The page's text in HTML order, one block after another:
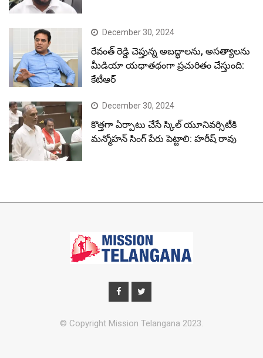
December 30, 2024
రేవంత్ రెడ్డి చెప్తున్న అబద్ధాలను, అసత్యాలను
మీడియా యథాతథంగా ప్రచురితం చేస్తుంది:
కేటీఆర్
December 30, 2024
కొత్తగా ఏర్పాటు చేసే స్కిల్ యూనివర్సిటీకి
మన్మోహన్ సింగ్ పేరు పెట్టాలి: హరీష్ రావు
© Copyright Mission Telangana 2023.